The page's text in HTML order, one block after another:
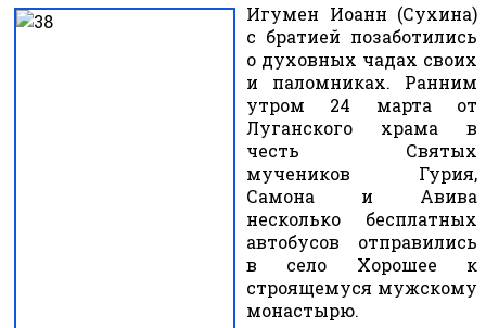
Игумен Иоанн (Сухина)
с братией позаботились
о духовных чадах своих
и паломниках. Ранним
утром 24 марта от
Луганского храма в
честь Святых
мучеников Гурия,
Самона и Авива
несколько бесплатных
автобусов отправились
в село Хорошее к
строящемуся мужскому
монастырю.